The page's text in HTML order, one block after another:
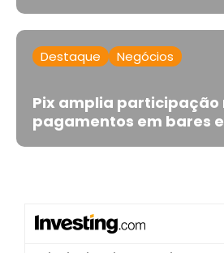
Destaque Negócios
Pix amplia participação
pagamentos em bares